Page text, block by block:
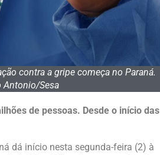
contra a gripe começa no Paraná.
Antonio/Sesa
de pessoas. Desde o início das
dá início nesta segunda-feira (2) à